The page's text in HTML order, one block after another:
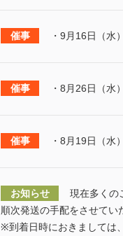
・9月16日（水
・8月26日（水
・8月19日（水
現在多くの
順次発送の手配をさせてい
※到着日時におきましては